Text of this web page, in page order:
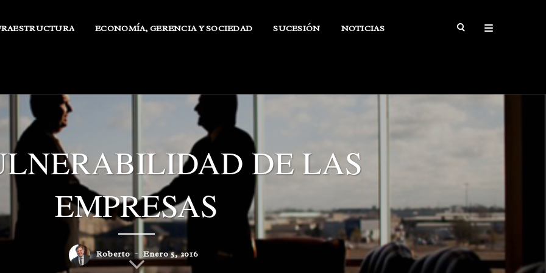
ECONOMÍA, GERENCIA Y SOCIEDAD SUCESIÓN NOTICIAS
DE LAS
EMPRESAS
Roberto Enero 5, 2016